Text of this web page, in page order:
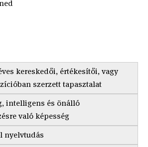
kereskedői, értékesítői, vagy
szerzett tapasztalat
intelligens és önálló
való képesség
nyelvtudás